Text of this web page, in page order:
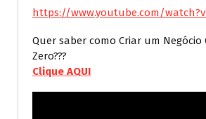
https://www.youtube.com/
Quer saber como Criar um Negócio
Zero???
Clique AQUI